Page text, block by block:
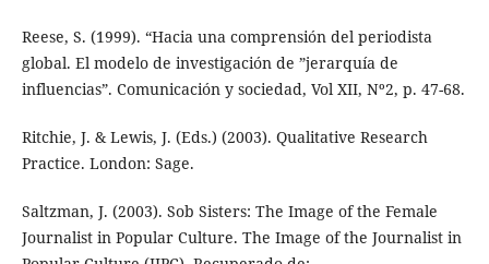
Reese, S. (1999). “Hacia una comprensión del periodista
global. El modelo de investigación de ”jerarquía de
influencias”. Comunicación y sociedad, Vol XII, Nº2, p. 47-68.
Ritchie, J. & Lewis, J. (Eds.) (2003). Qualitative Research
Practice. London: Sage.
Saltzman, J. (2003). Sob Sisters: The Image of the Female
Journalist in Popular Culture. The Image of the Journalist in